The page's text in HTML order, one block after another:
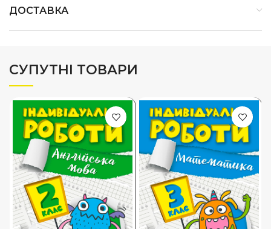
ДОСТАВКА
СУПУТНІ ТОВАРИ